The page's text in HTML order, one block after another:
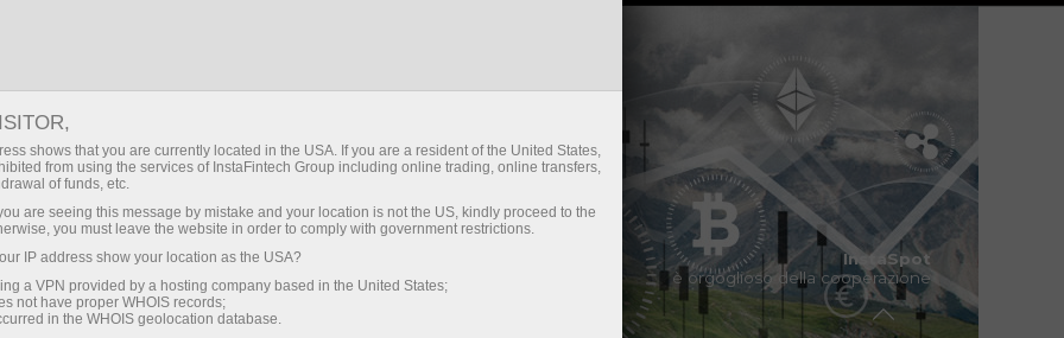
sue
globali.
di trading
di
InstaSpot
è orgoglioso della cooperazione
Vladimir Moravcik
Due volte campione del mondo di
Enfusion 2017/2018
Ales Loprais
Il partecipante annuale del
leggendario Rally Dakar
shows that you are currently located in the USA. If you are a resident of the United States,
from using the services of InstaFintech Group including online trading, online transfers,
of funds, etc.
are seeing this message by mistake and your location is not the US, kindly proceed to the
you must leave the website in order to comply with government restrictions.
IP address show your location as the USA?
a VPN provided by a hosting company based in the United States;
not have proper WHOIS records;
in the WHOIS geolocation database.